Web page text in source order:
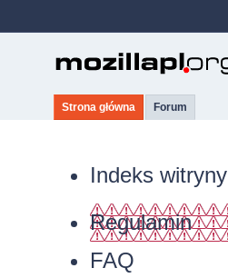
Strona główna Forum
Indeks witryny
Regulamin
FAQ